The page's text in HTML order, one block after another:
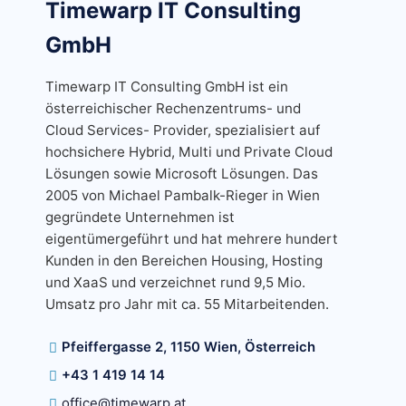
Timewarp IT Consulting
GmbH
Timewarp IT Consulting GmbH ist ein
österreichischer Rechenzentrums- und
Cloud Services- Provider, spezialisiert auf
hochsichere Hybrid, Multi und Private Cloud
Lösungen sowie Microsoft Lösungen. Das
2005 von Michael Pambalk-Rieger in Wien
gegründete Unternehmen ist
eigentümergeführt und hat mehrere hundert
Kunden in den Bereichen Housing, Hosting
und XaaS und verzeichnet rund 9,5 Mio.
Umsatz pro Jahr mit ca. 55 Mitarbeitenden.
Pfeiffergasse 2, 1150 Wien, Österreich
+43 1 419 14 14